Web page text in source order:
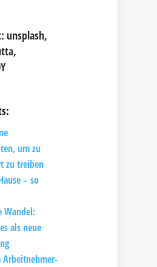
unsplash,
um zu
zu treiben
– so
Wandel:
als neue
Arbeitnehmer-